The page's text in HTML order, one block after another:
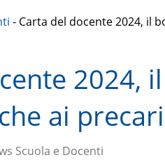
- Carta del docente 2024, il
2024,
ai
Scuola e Docenti